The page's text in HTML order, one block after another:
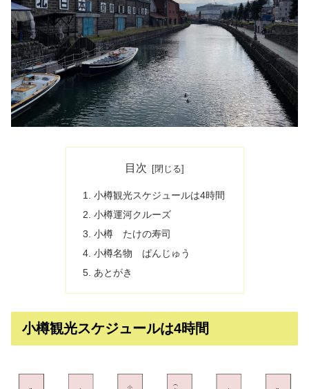
目次
小樽観光スケジュールは4時間
小樽運河クルーズ
小樽 たけの寿司
小樽名物 ぱんじゅう
あとがき
小樽観光スケジュールは4時間